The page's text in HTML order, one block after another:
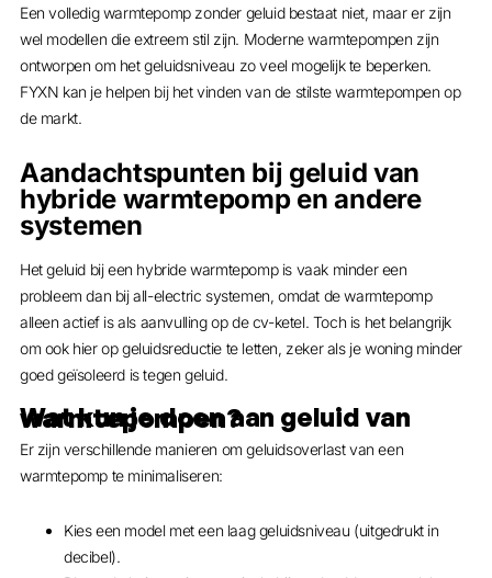
Een volledig warmtepomp zonder geluid bestaat niet, maar er zijn
wel modellen die extreem stil zijn. Moderne warmtepompen zijn
ontworpen om het geluidsniveau zo veel mogelijk te beperken.
FYXN kan je helpen bij het vinden van de stilste warmtepompen op
de markt.
Aandachtspunten bij geluid van
hybride warmtepomp en andere
systemen
Het geluid bij een hybride warmtepomp is vaak minder een
probleem dan bij all-electric systemen, omdat de warmtepomp
alleen actief is als aanvulling op de cv-ketel. Toch is het belangrijk
om ook hier op geluidsreductie te letten, zeker als je woning minder
goed geïsoleerd is tegen geluid.
Wat kun je doen aan geluid van warmtepompen?
Er zijn verschillende manieren om geluidsoverlast van een
warmtepomp te minimaliseren:
Kies een model met een laag geluidsniveau (uitgedrukt in
decibel).